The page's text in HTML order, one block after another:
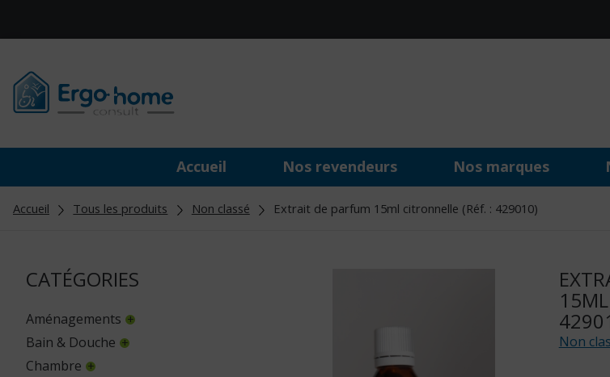
Accueil Nos revendeurs Nos marques
Accueil Tous les produits Non classé Extrait de parfum 15ml citronnelle (Réf. : 429010)
CATÉGORIES
Aménagements
Bain & Douche
Chambre
Non